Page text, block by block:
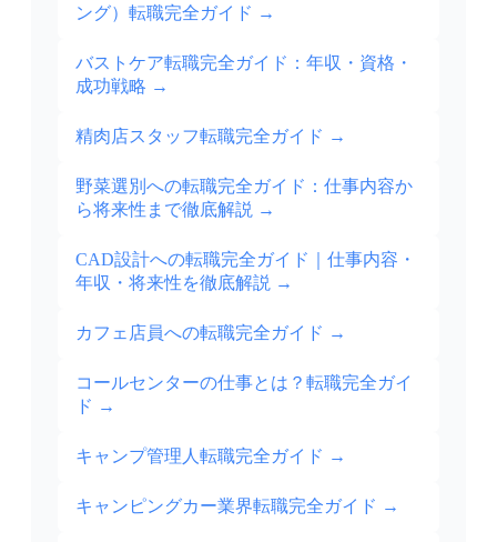
ング）転職完全ガイド →
バストケア転職完全ガイド：年収・資格・
成功戦略 →
精肉店スタッフ転職完全ガイド →
野菜選別への転職完全ガイド：仕事内容か
ら将来性まで徹底解説 →
CAD設計への転職完全ガイド｜仕事内容・
年収・将来性を徹底解説 →
カフェ店員への転職完全ガイド →
コールセンターの仕事とは？転職完全ガイ
ド →
キャンプ管理人転職完全ガイド →
キャンピングカー業界転職完全ガイド →